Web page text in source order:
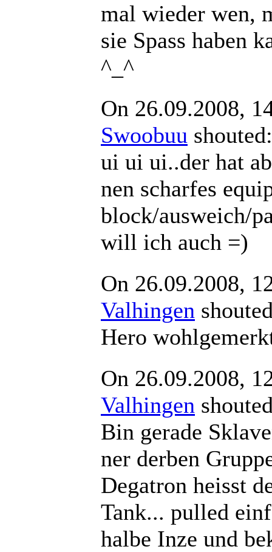
mal wieder wen,
sie Spass haben
^_^
On 26.09.2008,
Swoobuu
ui ui ui..der hat
nen scharfes
block/ausweich/
will ich auch =)
On 26.09.2008,
Valhingen
Hero
On 26.09.2008,
Valhingen
Bin gerade
ner derben
Degatron heisst
Tank... pulled
halbe Inze und